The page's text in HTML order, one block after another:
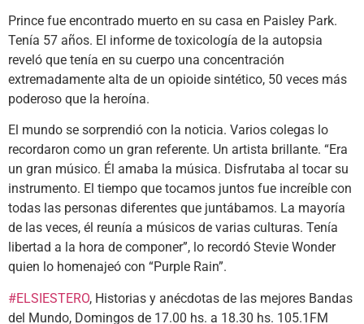
Prince fue encontrado muerto en su casa en Paisley Park.
Tenía 57 años. El informe de toxicología de la autopsia
reveló que tenía en su cuerpo una concentración
extremadamente alta de un opioide sintético, 50 veces más
poderoso que la heroína.
El mundo se sorprendió con la noticia. Varios colegas lo
recordaron como un gran referente. Un artista brillante. “Era
un gran músico. Él amaba la música. Disfrutaba al tocar su
instrumento. El tiempo que tocamos juntos fue increíble con
todas las personas diferentes que juntábamos. La mayoría
de las veces, él reunía a músicos de varias culturas. Tenía
libertad a la hora de componer”, lo recordó Stevie Wonder
quien lo homenajeó con “Purple Rain”.
#ELSIESTERO, Historias y anécdotas de las mejores Bandas
del Mundo, Domingos de 17.00 hs. a 18.30 hs. 105.1FM